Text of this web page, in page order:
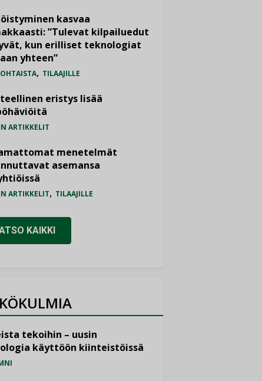
kasvaa
”Tulevat kilpailuedut
kun erilliset teknologiat
yhteen”
, TILAAJILLE
eristys lisää
ARTIKKELIT
menetelmät
asemansa
ARTIKKELIT, TILAAJILLE
KAIKKI
tekoihin – uusin
käyttöön kiinteistöissä